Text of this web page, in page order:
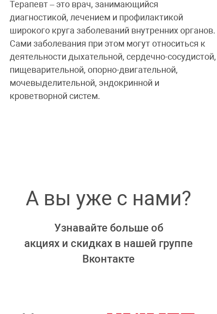
Терапевт – это врач, занимающийся
диагностикой, лечением и профилактикой
широкого круга заболеваний внутренних органов.
Сами заболевания при этом могут относиться к
деятельности дыхательной, сердечно-сосудистой,
пищеварительной, опорно-двигательной,
мочевыделительной, эндокринной и
кроветворной систем.
А вы уже с нами?
Узнавайте больше об
акциях и скидках в нашей группе
Вконтакте